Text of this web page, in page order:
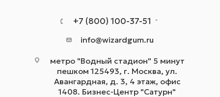
+7 (800) 100-37-51
info@wizardgum.ru
метро "Водный стадион" 5 минут
пешком 125493, г. Москва, ул.
Авангардная, д. 3, 4 этаж, офис
1408. Бизнес-Центр "Сатурн"